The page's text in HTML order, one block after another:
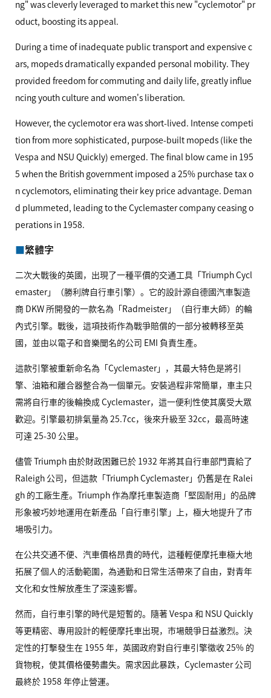
ng" was cleverly leveraged to market this new "cyclemotor" pr
oduct, boosting its appeal.
During a time of inadequate public transport and expensive c
ars, mopeds dramatically expanded personal mobility. They
provided freedom for commuting and daily life, greatly influe
ncing youth culture and women's liberation.
However, the cyclemotor era was short-lived. Intense competi
tion from more sophisticated, purpose-built mopeds (like the
Vespa and NSU Quickly) emerged. The final blow came in 195
5 when the British government imposed a 25% purchase tax o
n cyclemotors, eliminating their key price advantage. Deman
d plummeted, leading to the Cyclemaster company ceasing o
perations in 1958.
繁體字
二次大戰後的英國，出現了一種平價的交通工具「Triumph Cycl
emaster」（勝利牌自行車引擎）。它的設計源自德國汽車製造
商 DKW 所開發的一款名為「Radmeister」（自行車大師）的輪
內式引擎。戰後，這項技術作為戰爭賠償的一部分被轉移至英
國，並由以電子和音樂聞名的公司 EMI 負責生產。
這款引擎被重新命名為「Cyclemaster」，其最大特色是將引
擎、油箱和離合器整合為一個單元。安裝過程非常簡單，車主只
需將自行車的後輪換成 Cyclemaster，這一便利性使其廣受大眾
歡迎。引擎最初排氣量為 25.7cc，後來升級至 32cc，最高時速
可達 25-30 公里。
儘管 Triumph 由於財政困難已於 1932 年將其自行車部門賣給了
Raleigh 公司，但這款「Triumph Cyclemaster」仍舊是在 Ralei
gh 的工廠生產。Triumph 作為摩托車製造商「堅固耐用」的品牌
形象被巧妙地運用在新產品「自行車引擎」上，極大地提升了市
場吸引力。
在公共交通不便、汽車價格昂貴的時代，這種輕便摩托車極大地
拓展了個人的活動範圍，為通勤和日常生活帶來了自由，對青年
文化和女性解放產生了深遠影響。
然而，自行車引擎的時代是短暫的。隨著 Vespa 和 NSU Quickly
等更精密、專用設計的輕便摩托車出現，市場競爭日益激烈。決
定性的打擊發生在 1955 年，英國政府對自行車引擎徵收 25% 的
貨物稅，使其價格優勢盡失。需求因此暴跌，Cyclemaster 公司
最終於 1958 年停止營運。